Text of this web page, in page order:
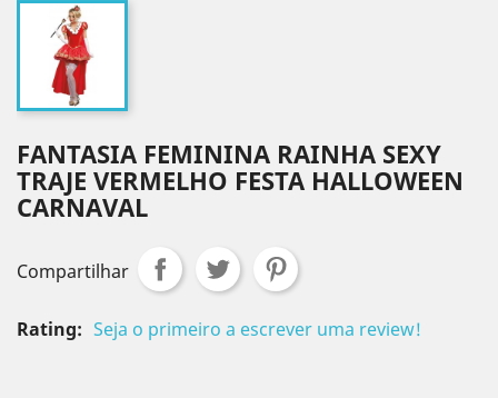
FANTASIA FEMININA RAINHA SEXY
TRAJE VERMELHO FESTA HALLOWEEN
CARNAVAL
Compartilhar
Rating: Seja o primeiro a escrever uma review!